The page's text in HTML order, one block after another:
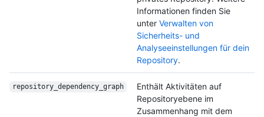
Informationen finden Sie
unter Verwalten von
Sicherheits- und
Analyseeinstellungen für dein
Repository.
repository_dependency_ graph
Enthält Aktivitäten auf
Repositoryebene im
Zusammenhang mit dem